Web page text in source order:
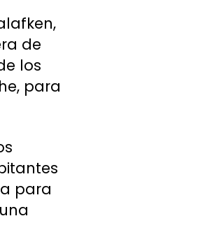
de
los
para
para